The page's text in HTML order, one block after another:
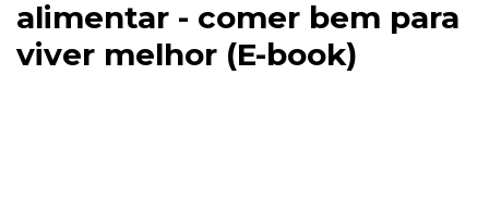
alimentar - comer bem para
viver melhor (E-book)